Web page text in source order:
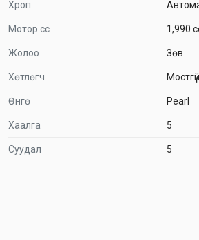
Хроп
Мотор сс 1,990
Жолоо Зөв
Хөтлөгч Мостгүй
Өнгө Pearl
Хаалга 5
Суудал 5